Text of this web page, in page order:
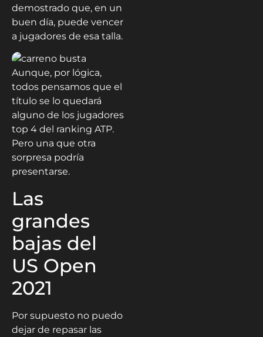
demostrado que, en un
buen día, puede vencer
a jugadores de esa talla.
Aunque, por lógica,
todos pensamos que el
título se lo quedará
alguno de los jugadores
top 4 del ranking ATP.
Pero una que otra
sorpresa podría
presentarse.
Las
grandes
bajas del
US Open
2021
Por supuesto no puedo
dejar de repasar las